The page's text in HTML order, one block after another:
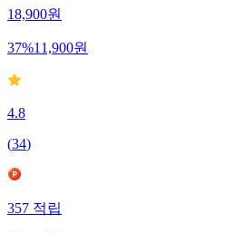
18,900원
37%11,900원
4.8
(34)
357 적립